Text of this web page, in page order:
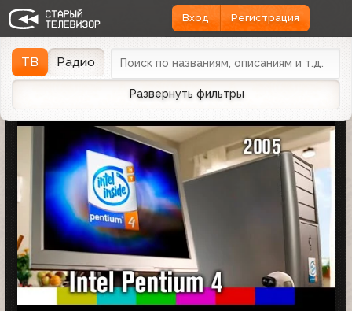
Вход Регистрация
ТВ Радио
Развернуть фильтры
Найдено 1166 записей Дата эфираДата заливки